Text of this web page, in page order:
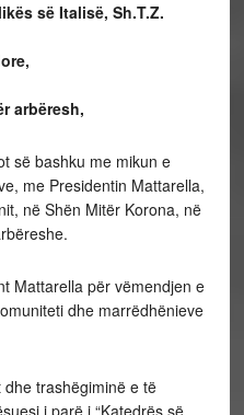
së Italisë, Sh.T.Z.
arbëresh,
së bashku me mikun e
me Presidentin Mattarella,
në Shën Mitër Korona, në
Mattarella për vëmendjen e
dhe marrëdhënieve
trashëgiminë e të
i parë i “Katedrës së